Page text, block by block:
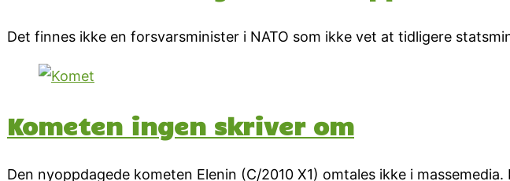
Det finnes ikke en forsvarsminister i NATO som ikke vet at tidligere
Kometen ingen skriver om
Den nyoppdagede kometen Elenin (C/2010 X1) omtales ikke i